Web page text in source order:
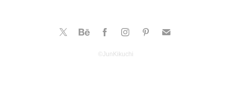
©️JunKikuchi